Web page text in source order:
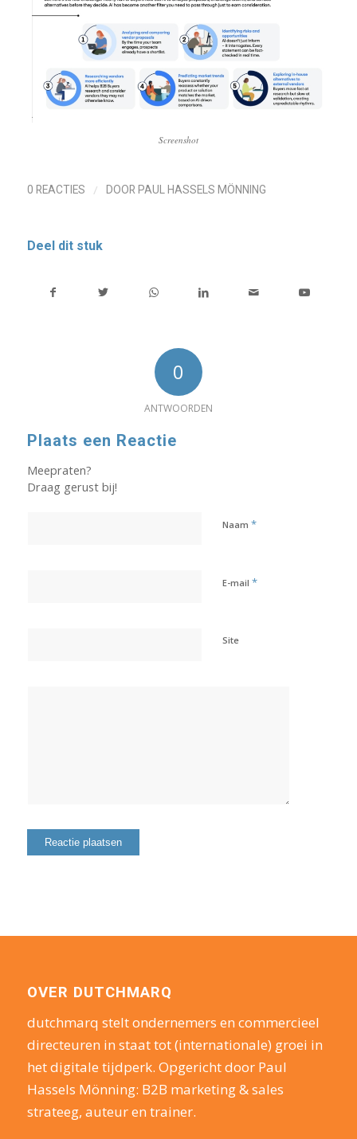
Screenshot
0 REACTIES / DOOR PAUL HASSELS MÖNNING
Deel dit stuk
0
ANTWOORDEN
Plaats een Reactie
Meepraten?
Draag gerust bij!
Naam *
E-mail *
Site
OVER DUTCHMARQ
dutchmarq stelt ondernemers en commercieel
directeuren in staat tot (internationale) groei in
het digitale tijdperk. Opgericht door Paul
Hassels Mönning: B2B marketing & sales
strateeg, auteur en trainer.